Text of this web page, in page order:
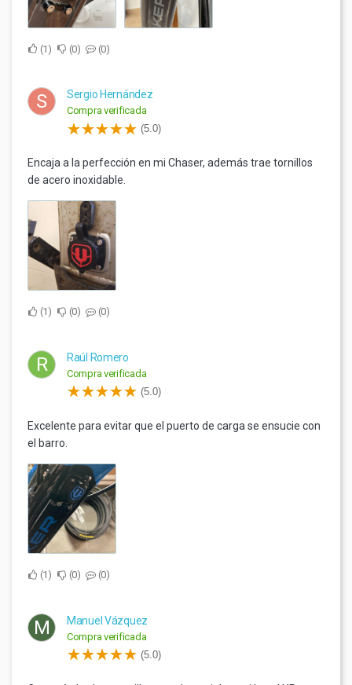
1 0 0
S Sergio Hernández
Compra verificada
(5.0)
Encaja a la perfección en mi Chaser, además trae tornillos
de acero inoxidable.
1 0 0
R Raúl Romero
Compra verificada
(5.0)
Excelente para evitar que el puerto de carga se ensucie con
el barro.
1 0 0
M Manuel Vázquez
Compra verificada
(5.0)